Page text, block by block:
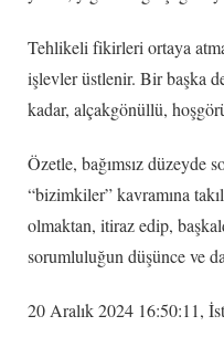
Tehlikeli fikirleri ortaya
işlevler üstlenir. Bir başka
kadar, alçakgönüllü,
Özetle, bağımsız düzeyde
“bizimkiler” kavramına
olmaktan, itiraz edip,
sorumluluğun düşünce ve
20 Aralık 2024 16:50:11,